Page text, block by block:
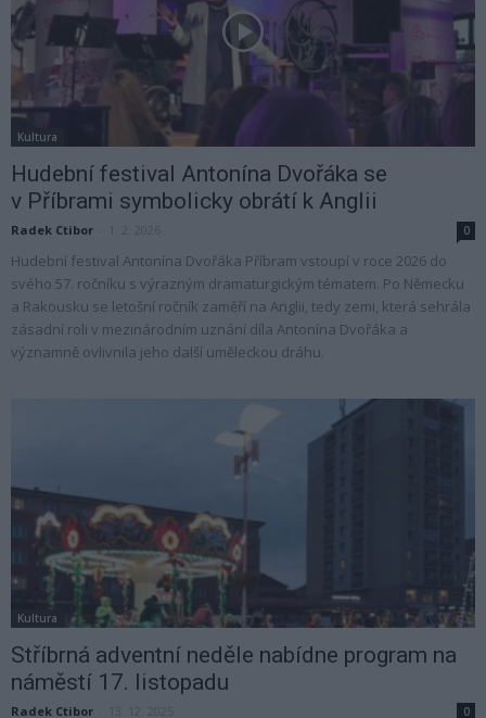
Kultura
Hudební festival Antonína Dvořáka se
v Příbrami symbolicky obrátí k Anglii
Radek Ctibor 0
Hudební festival Antonína Dvořáka Příbram vstoupí v roce 2026 do
svého 57. ročníku s výrazným dramaturgickým tématem. Po Německu
a Rakousku se letošní ročník zaměří na Anglii, tedy zemi, která sehrála
zásadní roli v mezinárodním uznání díla Antonína Dvořáka a
významně ovlivnila jeho další uměleckou dráhu.
Kultura
Stříbrná adventní neděle nabídne program na
náměstí 17. listopadu
Radek Ctibor 0